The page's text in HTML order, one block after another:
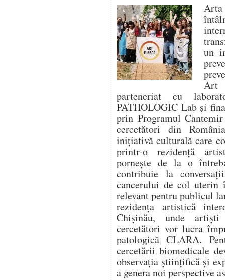
un
Art
parteneriat cu
PATHOLOGIC Lab și
prin Programul
cercetători din
inițiativă culturală care
printr-o rezidență
pornește de la o
contribuie la
cancerului de col uterin
relevant pentru publicul
rezidența artistică
Chișinău, unde
cercetători vor lucra
patologică CLARA.
cercetării biomedicale
observația științifică și
a genera noi perspective